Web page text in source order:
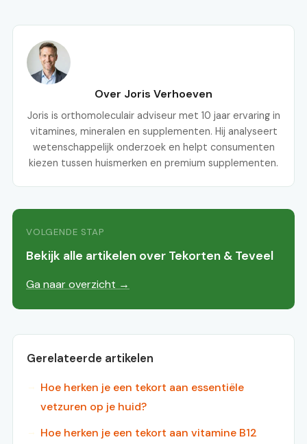
Over Joris Verhoeven
Joris is orthomoleculair adviseur met 10 jaar ervaring in
vitamines, mineralen en supplementen. Hij analyseert
wetenschappelijk onderzoek en helpt consumenten
kiezen tussen huismerken en premium supplementen.
VOLGENDE STAP
Bekijk alle artikelen over Tekorten & Teveel
Ga naar overzicht →
Gerelateerde artikelen
Hoe herken je een tekort aan essentiële
vetzuren op je huid?
Hoe herken je een tekort aan vitamine B12